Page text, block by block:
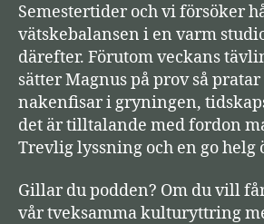
e
l
a
r
e
Semestertider och vi försöker
vätskebalansen i en varm
därefter. Förutom veckans
sätter Magnus på prov så
nakenfisar i gryningen,
det är tilltalande med fordon
Trevlig lyssning och en go helg
Gillar du podden? Om du vill
vår tveksamma kulturyttring